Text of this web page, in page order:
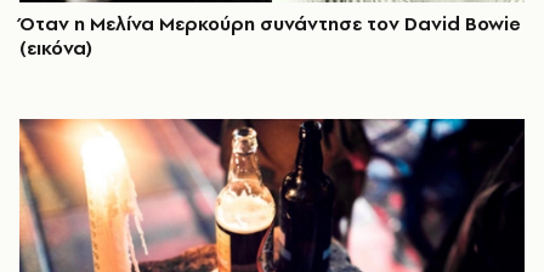
Όταν η Μελίνα Μερκούρη συνάντησε τον David Bowie
(εικόνα)